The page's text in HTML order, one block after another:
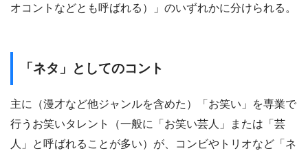
オコントなどとも呼ばれる）」のいずれかに分けられる。
「ネタ」としてのコント
主に（漫才など他ジャンルを含めた）「お笑い」を専業で
行うお笑いタレント（一般に「お笑い芸人」または「芸
人」と呼ばれることが多い）が、コンビやトリオなど「ネ